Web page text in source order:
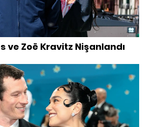
ve Zoë Kravitz Nişanlandı